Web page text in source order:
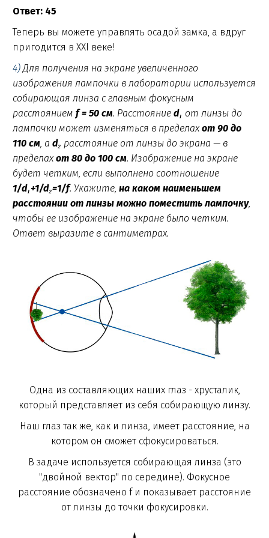
Ответ: 45
Теперь вы можете управлять осадой замка, а вдруг
пригодится в XXI веке!
4)Для получения на экране увеличенного
изображения лампочки в лаборатории используется
собирающая линза с главным фокусным
расстоянием f = 50 см. Расстояние d₁ от линзы до
лампочки может изменяться в пределахот 90 до
110 см, а d₂ расстояние от линзы до экрана — в
пределахот 80 до 100 см. Изображение на экране
будет четким, если выполнено соотношение
1/d₁+1/d₂=1/f. Укажите, на каком наименьшем
расстоянии от линзы можно поместить лампочку,
чтобы еe изображение на экране было чeтким.
Ответ выразите в сантиметрах.
Одна из составляющих наших глаз - хрусталик,
который представляет из себя собирающую линзу.
Наш глаз так же, как и линза, имеет расстояние, на
котором он сможет сфокусироваться.
В задаче используется собирающая линза (это
"двойной вектор" по середине). Фокусное
расстояние обозначено f и показывает расстояние
от линзы до точки фокусировки.